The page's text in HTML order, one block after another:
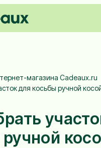
магазина Cadeaux.ru
для косьбы ручной